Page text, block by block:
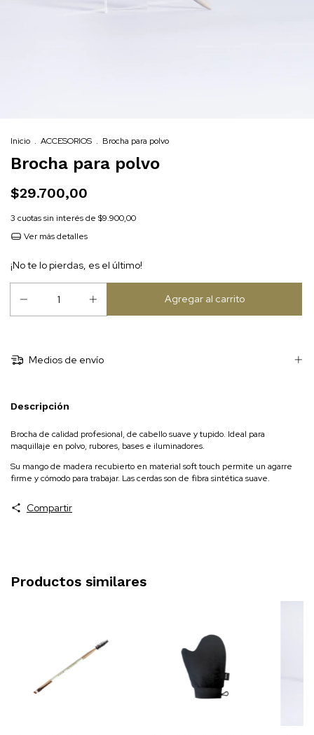
Inicio . ACCESORIOS . Brocha para polvo
Brocha para polvo
$29.700,00
3 cuotas sin interés de $9.900,00
Ver más detalles
¡No te lo pierdas, es el último!
Medios de envío
Descripción
Brocha de calidad profesional, de cabello suave y tupido. Ideal para
maquillaje en polvo, rubores, bases e iluminadores.
Su mango de madera recubierto en material soft touch permite un agarre
firme y cómodo para trabajar. Las cerdas son de fibra sintética suave.
Compartir
Productos similares